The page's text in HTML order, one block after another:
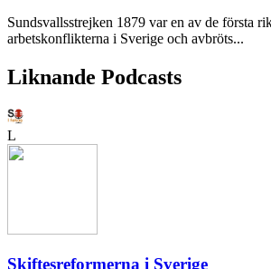
Sundsvallsstrejken 1879 var en av de första
arbetskonflikterna i Sverige och avbröts...
Liknande Podcasts
L
Skiftesreformerna i Sverige